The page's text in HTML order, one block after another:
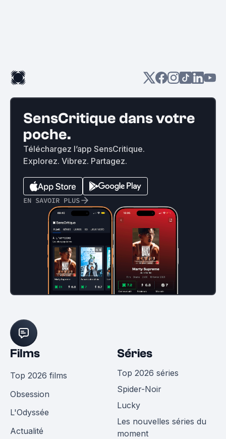
SensCritique dans votre
poche.
Téléchargez l’app SensCritique.
Explorez. Vibrez. Partagez.
EN SAVOIR PLUS
Films
Top 2026 films
Obsession
L'Odyssée
Actualité
Séries
Top 2026 séries
Spider-Noir
Lucky
Les nouvelles séries du
moment